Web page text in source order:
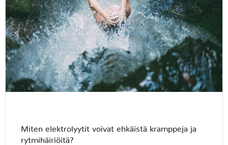
Miten elektrolyytit voivat ehkäistä kramppeja ja
rytmihäiriöitä?